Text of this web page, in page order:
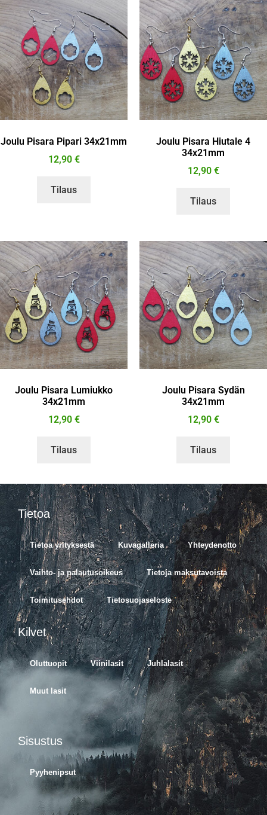
Joulu Pisara Pipari 34x21mm
12,90 €
Tilaus
Joulu Pisara Hiutale 4
34x21mm
12,90 €
Tilaus
Joulu Pisara Lumiukko
34x21mm
12,90 €
Tilaus
Joulu Pisara Sydän
34x21mm
12,90 €
Tilaus
Tietoa
Tietoa yrityksestä Kuvagalleria Yhteydenotto
Vaihto- ja palautusoikeus Tietoja maksutavoista
Toimitusehdot Tietosuojaseloste
Kilvet
Oluttuopit Viinilasit Juhlalasit
Muut lasit
Sisustus
Pyyhenipsut